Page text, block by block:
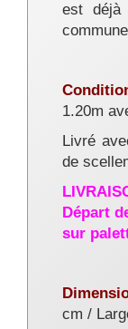
est déjà
1.20m
Livré
de
Départ
sur
cm /